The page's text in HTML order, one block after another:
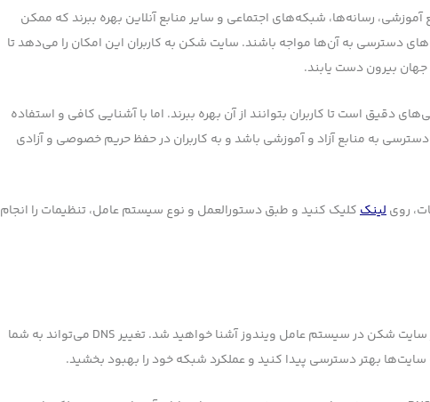
آموزشی، رسانه‌ها، شبکه‌های اجتماعی و سایر منابع آنلاین بهره ببرند که ممکن
دسترسی به آن‌ها مواجه باشند. سایت شکن به کاربران این امکان را می‌دهد تا
جهان بیرون دست یابند.
دقیق است تا کاربران بتوانند از آن بهره ببرند. اما با آشنایی کافی و استفاده
به منابع آزاد و آموزشی باشد و به کاربران در حفظ حریم خصوصی و آزادی
رویلینککلیک کنید و طبق دستورالعمل و نوع سیستم عامل، تنظیمات را انجام
در این مقاله، شما با روش‌ تغییر DNS با استفاده از سایت شکن در سیستم عامل ویندوز آشنا خواهید شد. تغییر DNS می‌تواند به شما
بهتر دسترسی پیدا کنید و عملکرد شبکه خود را بهبود بخشید.